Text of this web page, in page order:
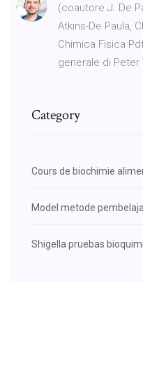
(coautore J. De
Atkins-De Paula,
Chimica Fisica
generale di Peter
Category
Cours de biochimie
Model metode
Shigella pruebas